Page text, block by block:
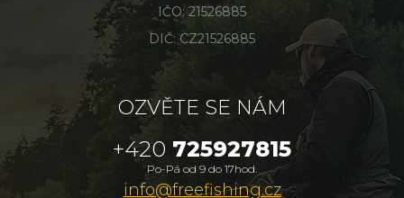
IČO: 21526885
DIČ: CZ21526885
OZVĚTE SE NÁM
+420 725927815
Po-Pá od 9 do 17hod.
info@freefishing.cz